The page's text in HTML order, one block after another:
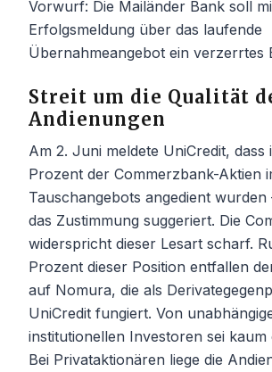
Vorwurf: Die Mailänder Bank soll
Erfolgsmeldung über das laufende
Übernahmeangebot ein verzerrtes
Streit um die Qualität
Andienungen
Am 2. Juni meldete UniCredit, dass
Prozent der Commerzbank-Aktien
Tauschangebots angedient
das Zustimmung suggeriert. Die
widerspricht dieser Lesart scharf.
Prozent dieser Position entfallen
auf Nomura, die als
UniCredit fungiert. Von
institutionellen Investoren sei kaum
Bei Privataktionären liege die